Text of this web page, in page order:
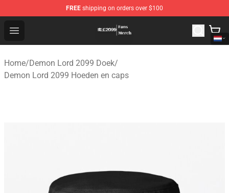
FREE shipping on orders over $100
Open menu
Demon Lord 2099 Store - Official Demon Lord 2099
Home/Demon Lord 2099 Doek/
Demon Lord 2099 Hoeden en caps